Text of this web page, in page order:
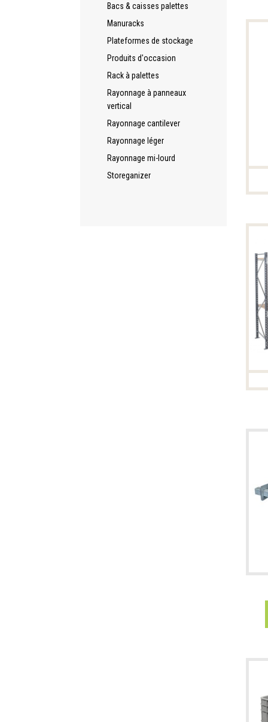
Bacs & caisses palettes
Manuracks
Plateformes de stockage
Produits d'occasion
Rack à palettes
Rayonnage à panneaux
vertical
Rayonnage cantilever
Rayonnage léger
Rayonnage mi-lourd
Storeganizer